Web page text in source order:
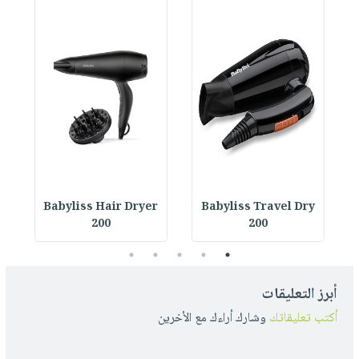
Babyliss Travel Dry
200
Babyliss Hair Dryer
200
1
2
3
4
5
أبرز التعليقات
أكتب تعليقاتك وشارك أراءك مع الأخرين